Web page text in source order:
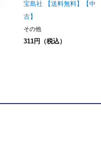
宝島社 【送料無料】【中
古】
その他
311円（税込）